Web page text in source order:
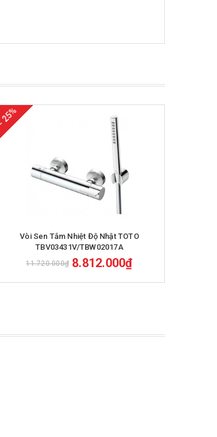
- 25%
Vòi Sen Tắm Nhiệt Độ Nhật TOTO
TBV03431V/TBW02017A
11.720.000₫ 8.812.000₫